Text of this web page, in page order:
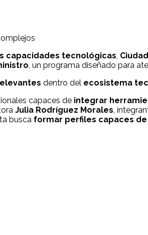
capacidades tecnológicas
, un programa diseñado para
dentro del ecosistema
capaces de integrar
Julia Rodríguez Morales ,
busca formar perfiles capaces